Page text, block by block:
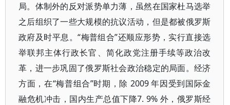
局。体制外的反对派势单力薄，虽然在国家杜马选举
之后组织了一些大规模的抗议活动，但是都被俄罗斯
政府及时平息。“梅普组合”还顺应形势，实行直接选
举联邦主体行政长官、简化政党注册手续等政治改
革，进一步巩固了俄罗斯社会政治稳定的局面。经济
方面，在“梅普组合”时期，除 2009 年因受到国际金
融危机冲击，国内生产总值下降7. 9% 外，俄罗斯经